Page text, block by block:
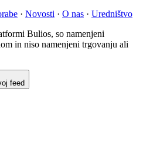
· Novosti · O nas · Uredništvo
Bulios, so namenjeni
in niso namenjeni trgovanju ali
feed